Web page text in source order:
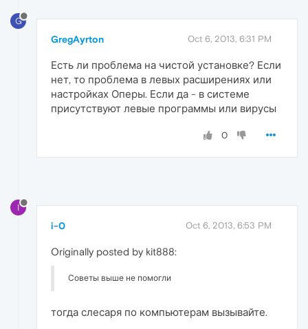
G
GregAyrton Oct 6, 2013, 6:31 PM
Есть ли проблема на чистой установке? Если
нет, то проблема в левых расширениях или
настройках Оперы. Если да - в системе
присутствуют левые программы или вирусы
0
I
i-0 Oct 6, 2013, 6:53 PM
Originally posted by kit888:
Советы выше не помогли
тогда слесаря по компьютерам вызывайте.